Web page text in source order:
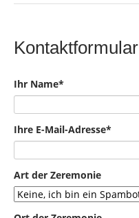
Kontaktformular
Pflichtfeld
Ihr Name*
Pflichtfeld
Ihre E-Mail-Adresse*
Art der Zeremonie